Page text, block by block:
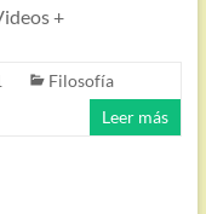
+
Filosofía
Leer más